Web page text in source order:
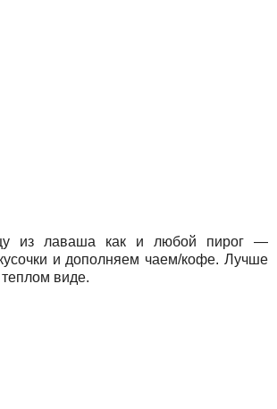
из лаваша как и любой пирог —
и дополняем чаем/кофе. Лучше
виде.